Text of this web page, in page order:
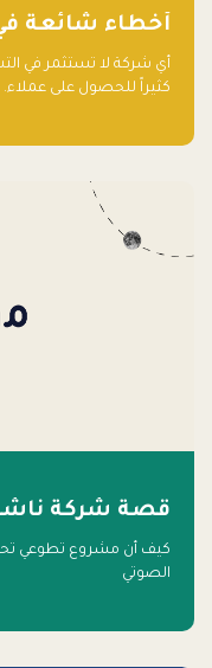
أخطاء شائعة
أي شركة لا تستثمر في
كثيراً للحصول على عملاء.
قصة شركة
كيف أن مشروع تطوعي
الصوتي